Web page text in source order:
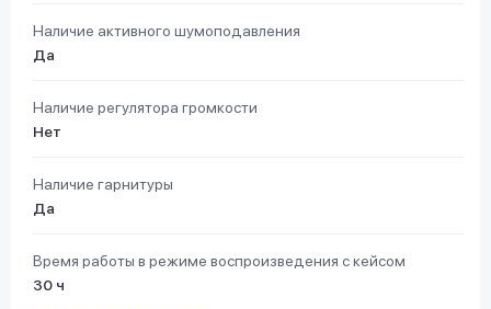
Наличие активного шумоподавления
Да
Наличие регулятора громкости
Нет
Наличие гарнитуры
Да
Время работы в режиме воспроизведения с кейсом
30 ч